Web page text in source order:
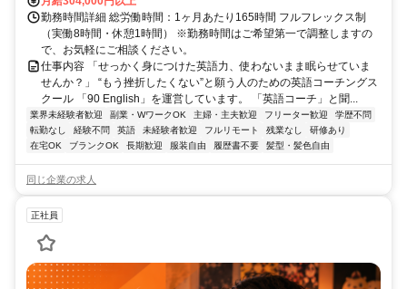
勤務時間詳細 総労働時間：1ヶ月あたり165時間 フルフレックス制
（実働8時間・休憩1時間） ※勤務時間はご希望第一で調整しますの
で、お気軽にご相談ください。
仕事内容 「せっかく身につけた英語力、使わないまま眠らせていま
せんか？」 “もう挫折したくない”と願う人のための英語コーチングス
クール 「90 English」を運営しています。 「英語コーチ」と聞...
業界未経験者歓迎 副業・WワークOK 主婦・主夫歓迎 フリーター歓迎
学歴不問
転勤なし
経験不問 英語 未経験者歓迎 フルリモート 残業なし
研修あり
在宅OK
ブランクOK 長期歓迎 服装自由 履歴書不要 髪型・髪色自由
同じ企業の求人
正社員